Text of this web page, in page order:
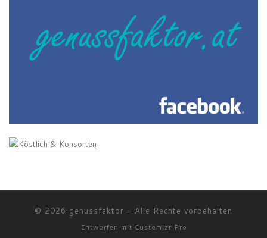
© 2026 genussfaktor – Alle Rechte vorbehalten
Entworfen mit Customizr Pro